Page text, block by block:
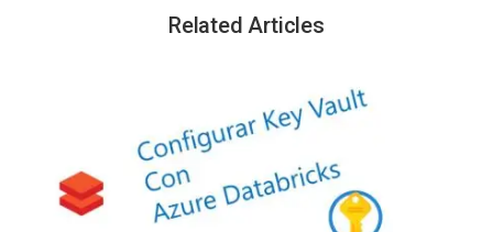
Related Articles